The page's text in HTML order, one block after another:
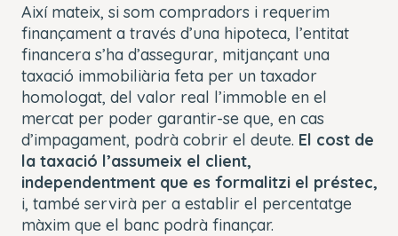
Així mateix, si som compradors i requerim
finançament a través d’una hipoteca, l’entitat
financera s’ha d’assegurar, mitjançant una
taxació immobiliària feta per un taxador
homologat, del valor real l’immoble en el
mercat per poder garantir-se que, en cas
d’impagament, podrà cobrir el deute. El cost de
la taxació l’assumeix el client,
independentment que es formalitzi el préstec,
i, també servirà per a establir el percentatge
màxim que el banc podrà finançar.